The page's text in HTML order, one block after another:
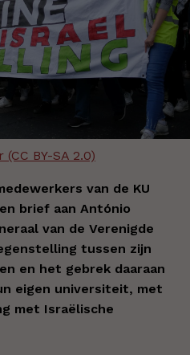
BY-SA 2.0)
van de KU
brief aan António
van de Verenigde
tussen zijn
en het gebrek daaraan
eigen universiteit, met
met Israëlische